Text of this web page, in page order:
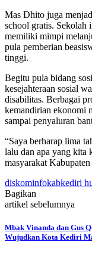
Mas Dhito juga
school gratis. Sekolah
memiliki mimpi
pula pemberian
tinggi.
Begitu pula bidang
kesejahteraan sosial
disabilitas. Berbagai
kemandirian ekonomi
sampai penyaluran
“Saya berharap lima
lalu dan apa yang kita
masyarakat
diskominfokabkediri
Bagikan
artikel sebelumnya
Mbak Vinanda dan Gus
Wujudkan Kota Kediri